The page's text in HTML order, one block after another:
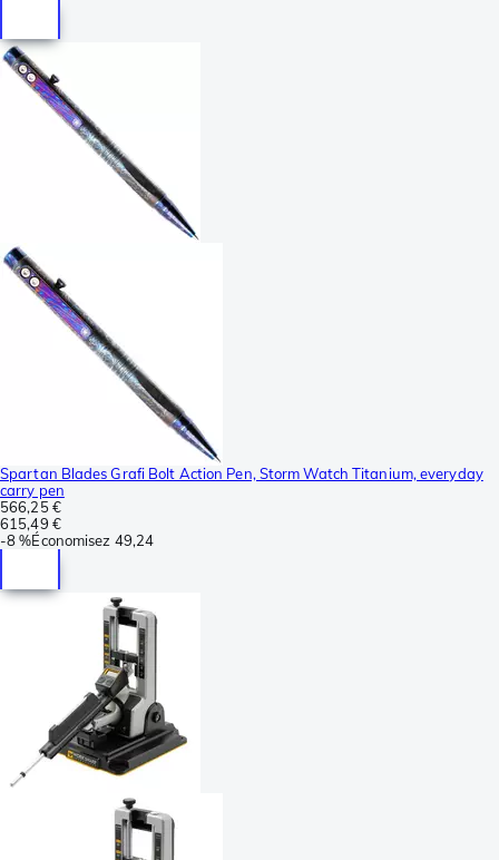
Spartan Blades Grafi Bolt Action Pen, Storm Watch Titanium, everyday
carry pen
566,25 €
615,49 €
-8 %Économisez 49,24